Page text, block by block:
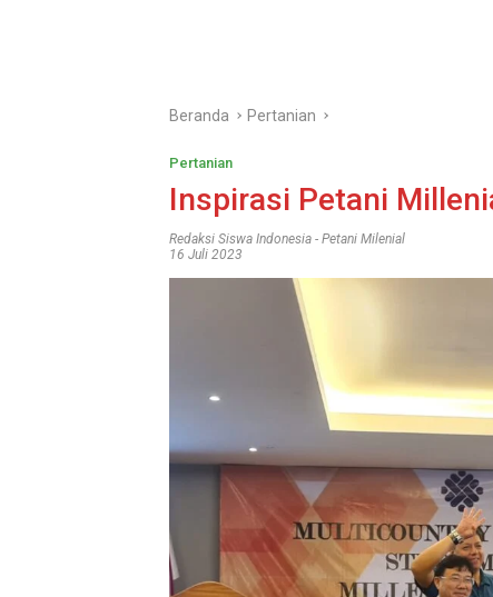
Beranda Pertanian
Pertanian
Inspirasi Petani
Redaksi Siswa Indonesia - Petani Milenial
16 Juli 2023